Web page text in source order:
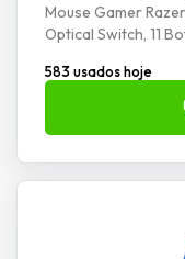
Mouse Gamer
Optical Switch, 11
583 usados hoje